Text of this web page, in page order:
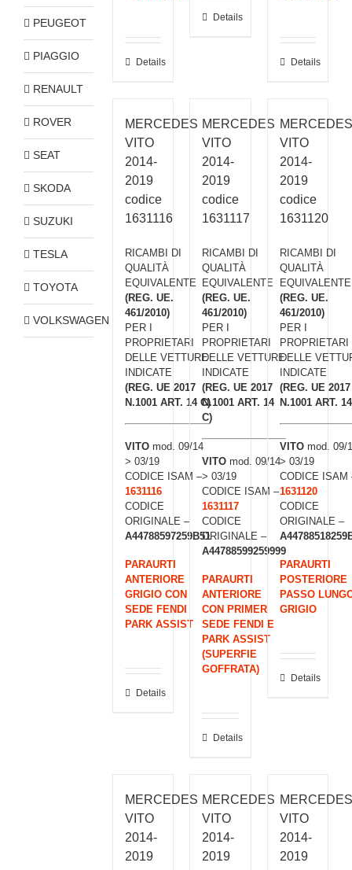
Details
Details
Details
MERCEDES
VITO
2014-
2019
codice
1631116
RICAMBI DI
QUALITÀ
EQUIVALENTE
(REG. UE.
461/2010)
PER I
PROPRIETARI
DELLE VETTURE
INDICATE
(REG. UE 2017
N.1001 ART. 14 C)
VITO mod. 09/14
> 03/19
CODICE ISAM –
1631116
CODICE
ORIGINALE –
A44788597259B51
PARAURTI
ANTERIORE
GRIGIO CON
SEDE FENDI
PARK ASSIST
Details
MERCEDES
VITO
2014-
2019
codice
1631117
RICAMBI DI
QUALITÀ
EQUIVALENTE
(REG. UE.
461/2010)
PER I
PROPRIETARI
DELLE VETTURE
INDICATE
(REG. UE 2017
N.1001 ART. 14
C)
VITOmod. 09/14
> 03/19
CODICE ISAM –
1631117
CODICE
ORIGINALE –
A44788599259999
PARAURTI
ANTERIORE
CON PRIMER
SEDE FENDI E
PARK ASSIST
(SUPERFIE
GOFFRATA)
Details
MERCEDES
VITO
2014-
2019
codice
1631120
RICAMBI DI
QUALITÀ
EQUIVALENTE
(REG. UE.
461/2010)
PER I
PROPRIETARI
DELLE
INDICATE
(REG. UE 2017
N.1001 ART.
VITO mod. 09/
> 03/19
CODICE ISAM
1631120
CODICE
ORIGINALE –
PARAURTI
POSTERIORE
PASSO
GRIGIO
Details
MERCEDES
VITO
2014-
2019
MERCEDES
VITO
2014-
2019
MERCEDES
VITO
2014-
2019
PEUGEOT
PIAGGIO
RENAULT
ROVER
SEAT
SKODA
SUZUKI
TESLA
TOYOTA
VOLKSWAGEN